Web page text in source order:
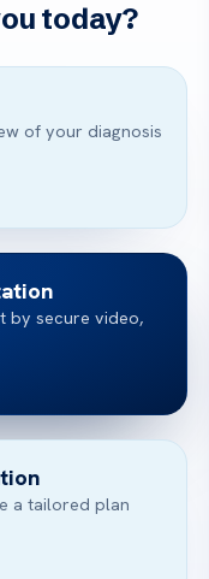
today?
of your diagnosis
by secure video,
a tailored plan